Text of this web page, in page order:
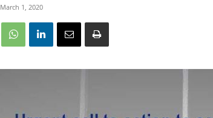
March 1, 2020